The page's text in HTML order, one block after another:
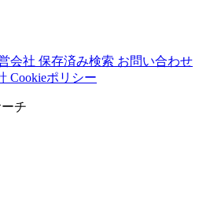
会社 保存済み検索 お問い合わせ
Cookieポリシー
チ